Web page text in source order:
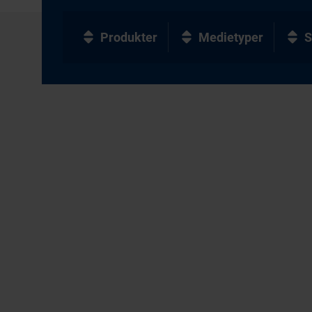
Produkter Medietyper